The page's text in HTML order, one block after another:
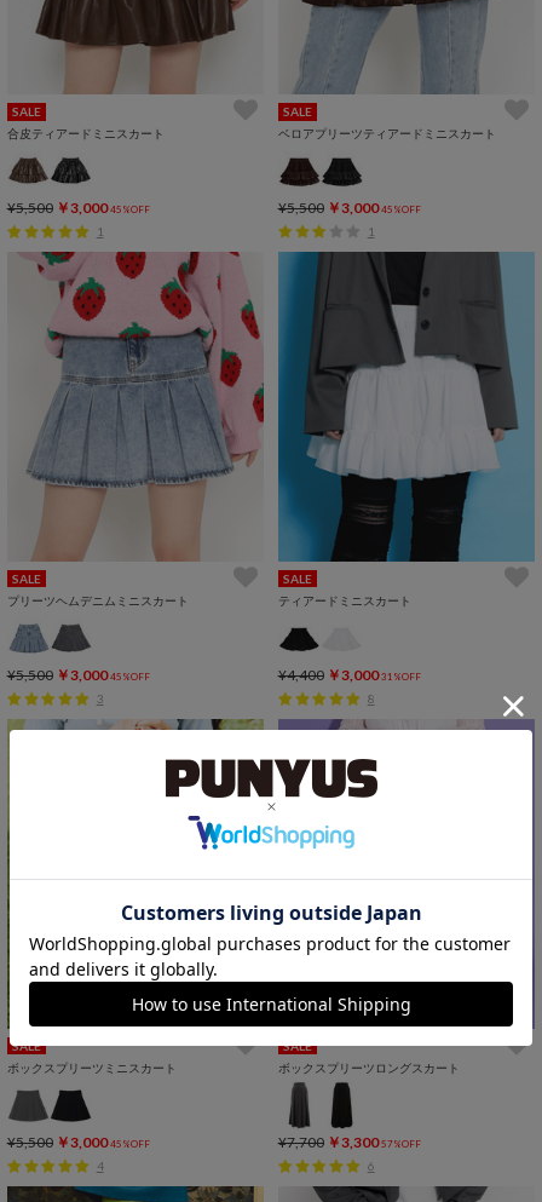
SALE
合皮ティアードミニスカート
¥5,500 ￥3,000 45%OFF
1
SALE
ベロアプリーツティアードミニスカート
¥5,500 ￥3,000 45%OFF
1
SALE
プリーツヘムデニムミニスカート
¥5,500 ￥3,000 45%OFF
3
SALE
ティアードミニスカート
¥4,400 ￥3,000 31%OFF
8
SALE
ボックスプリーツミニスカート
¥5,500 ￥3,000 45%OFF
4
SALE
ボックスプリーツロングスカート
¥7,700 ￥3,300 57%OFF
6